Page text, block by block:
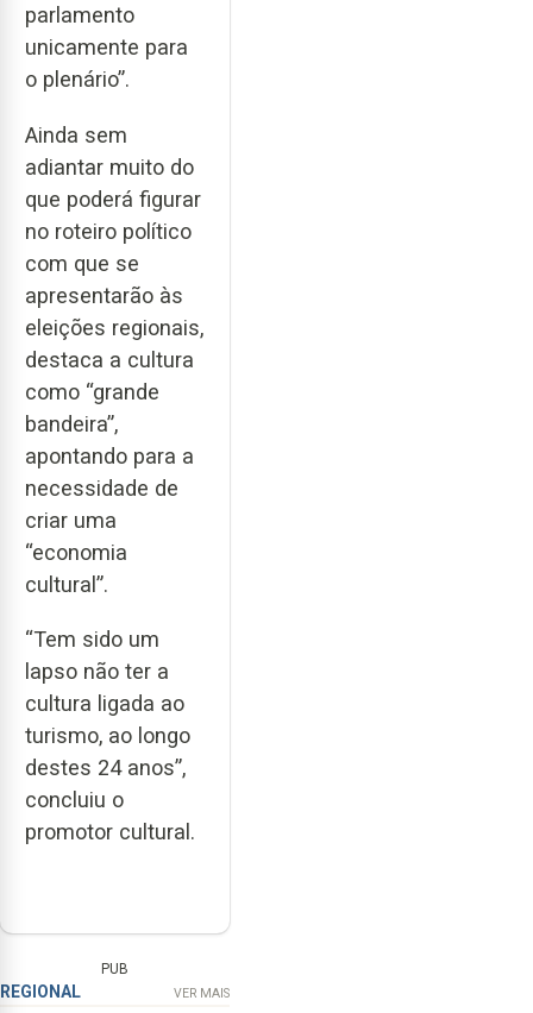
parlamento
unicamente para
o plenário”.
Ainda sem
adiantar muito do
que poderá figurar
no roteiro político
com que se
apresentarão às
eleições regionais,
destaca a cultura
como “grande
bandeira”,
apontando para a
necessidade de
criar uma
“economia
cultural”.
“Tem sido um
lapso não ter a
cultura ligada ao
turismo, ao longo
destes 24 anos”,
concluiu o
promotor cultural.
PUB
REGIONAL VER MAIS